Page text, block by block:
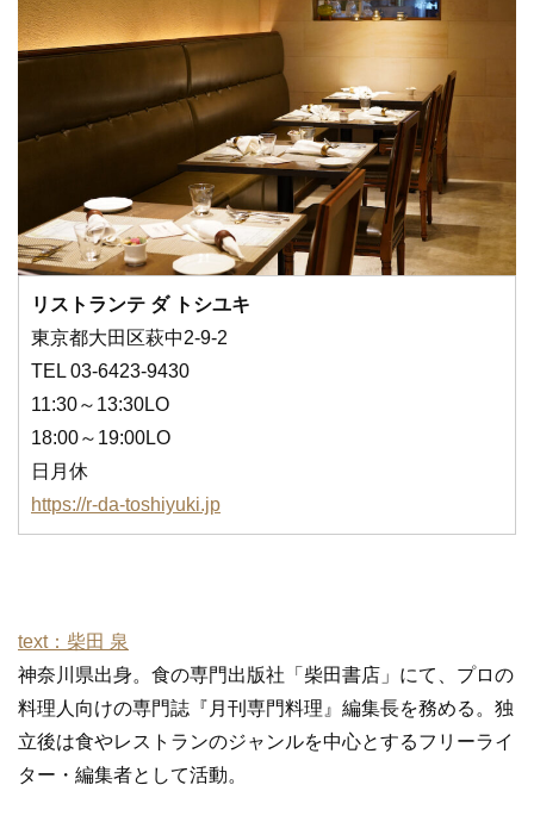
リストランテ ダ トシユキ
東京都大田区萩中2-9-2
TEL 03-6423-9430
11:30～13:30LO
18:00～19:00LO
日月休
https://r-da-toshiyuki.jp
text：柴田 泉
神奈川県出身。食の専門出版社「柴田書店」にて、プロの
料理人向けの専門誌『月刊専門料理』編集長を務める。独
立後は食やレストランのジャンルを中心とするフリーライ
ター・編集者として活動。